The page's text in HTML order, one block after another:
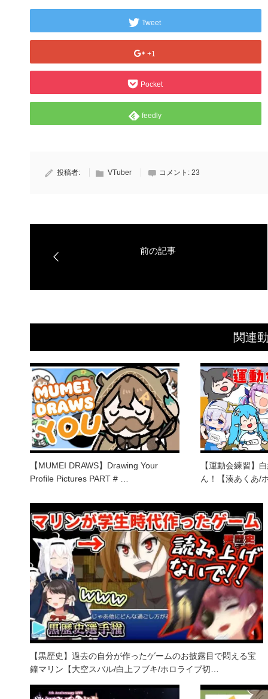
Tweet
+1
Pocket
feedly
投稿者: VTuber コメント: 23
関連
【MUMEI DRAWS】Drawing Your
Profile Pictures PART # …
【運動会練習】
ん！【湊あくあ/
【黒歴史】過去の自分が作ったゲームのお披露目で悶える宝
鐘マリン【大空スバル/白上フブキ/ホロライブ切…